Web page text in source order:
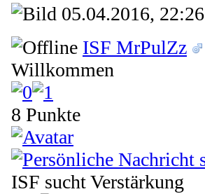
05.04.2016, 22:26
ISF MrPulZz
Willkommen
8 Punkte
ISF sucht Verstärkung